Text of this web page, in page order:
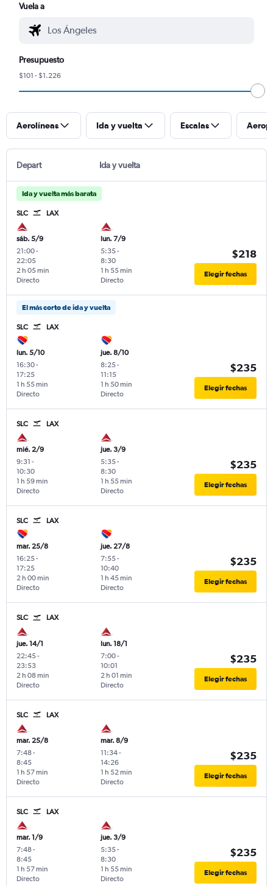
Vuela a
Presupuesto
$101 - $1.226
Aerolíneas Ida y vuelta Escalas
Depart Ida y vuelta
Ida y vuelta más barata
SLC LAX
sáb. 5/9
21:00-
22:05
Directo
2 h 05 min
lun. 7/9
5:35-
8:30
Directo
1 h 55 min
$218
Elegir fechas
El más corto de ida y vuelta
SLC LAX
lun. 5/10
16:30-
17:25
Directo
1 h 55 min
jue. 8/10
8:25-
11:15
Directo
1 h 50 min
$235
Elegir fechas
SLC LAX
mié. 2/9
9:31 -
10:30
Directo
1 h 59 min
jue. 3/9
5:35-
8:30
Directo
1 h 55 min
$235
Elegir fechas
SLC LAX
mar. 25/8
16:25-
17:25
Directo
2 h 00 min
jue. 27/8
7:55-
10:40
Directo
1 h 45 min
$235
Elegir fechas
SLC LAX
jue. 14/1
22:45-
23:53
Directo
2 h 08 min
lun. 18/1
7:00-
10:01
Directo
2 h 01 min
$235
Elegir fechas
SLC LAX
mar. 25/8
7:48-
8:45
Directo
1 h 57 min
mar. 8/9
11:34-
14:26
Directo
1 h 52 min
$235
Elegir fechas
SLC LAX
mar. 1/9
7:48-
8:45
Directo
1 h 57 min
jue. 3/9
5:35-
8:30
Directo
1 h 55 min
$235
Elegir fechas